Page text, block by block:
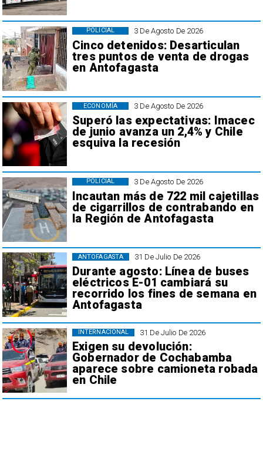
3 De Agosto De 2026
Cinco detenidos: Desarticulan
tres puntos de venta de drogas
en Antofagasta
POLICIAL
3 De Agosto De 2026
Superó las expectativas: Imacec
de junio avanza un 2,4% y Chile
esquiva la recesión
ECONOMÍA
3 De Agosto De 2026
Incautan más de 722 mil cajetillas
de cigarrillos de contrabando en
la Región de Antofagasta
POLICIAL
31 De Julio De 2026
Durante agosto: Línea de buses
eléctricos E-01 cambiará su
recorrido los fines de semana en
Antofagasta
ANTOFAGASTA
31 De Julio De 2026
Exigen su devolución:
Gobernador de Cochabamba
aparece sobre camioneta robada
en Chile
INTERNACIONAL